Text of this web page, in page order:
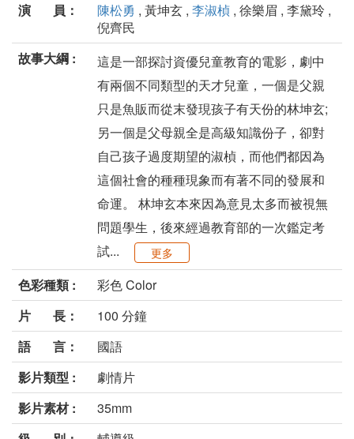
演 員：
陳松勇 , 黃坤玄 , 李淑楨 , 徐樂眉 , 李黛玲 ,
倪齊民
故事大綱 :
這是一部探討資優兒童教育的電影，劇中
有兩個不同類型的天才兒童，一個是父親
只是魚販而從末發現孩子有天份的林坤玄;
另一個是父母親全是高級知識份子，卻對
自己孩子過度期望的淑楨，而他們都因為
這個社會的種種現象而有著不同的發展和
命運。 林坤玄本來因為意見太多而被視無
問題學生，後來經過教育部的一次鑑定考
試...
更多
色彩種類 :
彩色 Color
片 長：
100 分鐘
語 言：
國語
影片類型 :
劇情片
影片素材 :
35mm